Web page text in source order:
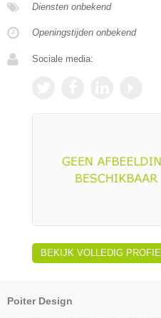
Diensten onbekend
Openingstijden onbekend
Sociale media:
BEKIJK VOLLEDIG
Poiter Design